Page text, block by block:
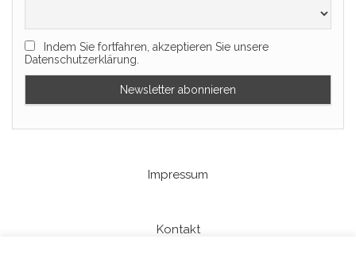
Indem Sie fortfahren, akzeptieren Sie unsere
Datenschutzerklärung.
Impressum
Kontakt